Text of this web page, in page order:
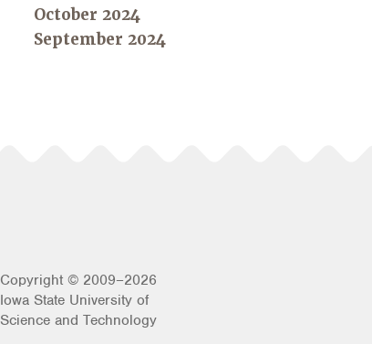
October 2024
September 2024
Copyright © 2009–2026
Iowa State University of
Science and Technology